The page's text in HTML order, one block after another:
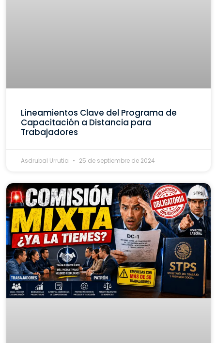
Lineamientos Clave del Programa de
Capacitación a Distancia para
Trabajadores
Asdrubal Urrutia 25 de septiembre de 2024